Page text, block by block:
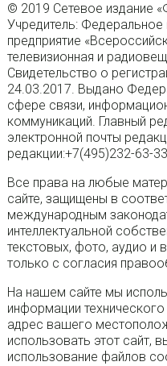
© 2019 Сетевое издание
Учредитель: Федеральное
предприятие
телевизионная и
Свидетельство о
24.03.2017. Выдано
сфере связи,
коммуникаций. Главный
электронной почты
редакции:+7(495)232-63-
Все права на любые
сайте, защищены в
международным
интеллектуальной
текстовых, фото, аудио и
только с согласия
На нашем сайте мы
информации
адрес вашего
использовать этот сайт,
использование файлов